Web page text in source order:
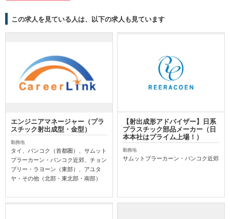
この求人を見ている人は、以下の求人も見ています
エンジニアマネージャー（プラ
スチック射出成型・金型）
勤務地
タイ、バンコク（首都圏）、サムット
プラーカーン・バンコク近郊、チョン
ブリー・ラヨーン（東部）、アユタ
ヤ・その他（北部・東北部・南部）
【射出成形アドバイザー】日系
プラスチック部品メーカー（日
本本社はプライム上場！）
勤務地
サムットプラーカーン・バンコク近郊